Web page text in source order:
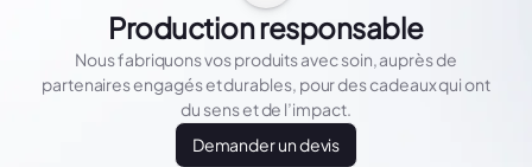
Production responsable
Nous fabriquons vos produits avec soin, auprès de
partenaires engagés et durables, pour des cadeaux qui ont
du sens et de l’impact.
Demander un devis